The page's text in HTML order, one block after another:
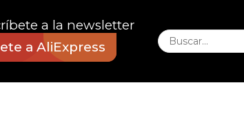
a la newsletter
a AliExpress